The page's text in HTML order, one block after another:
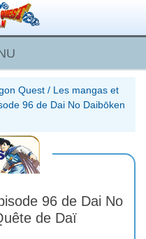
Quest / Les mangas et
96 de Dai No Daibōken
96 de Dai No
de Daï